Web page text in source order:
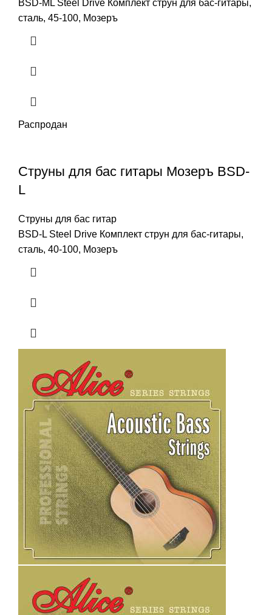
BSD-ML Steel Drive Комплект струн для бас-гитары,
сталь, 45-100, Мозеръ
Распродан
Струны для бас гитары Мозеръ BSD-
L
Струны для бас гитар
BSD-L Steel Drive Комплект струн для бас-гитары,
сталь, 40-100, Мозеръ